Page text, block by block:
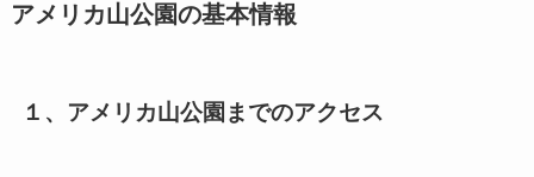
アメリカ山公園の基本情報
１、アメリカ山公園までのアクセス